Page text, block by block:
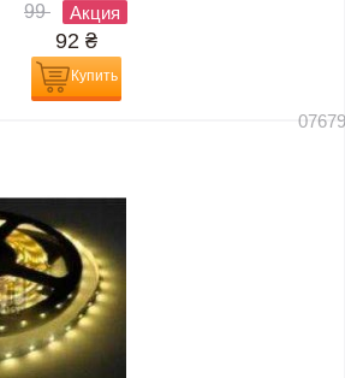
99 Акция
92 ₴
Купить